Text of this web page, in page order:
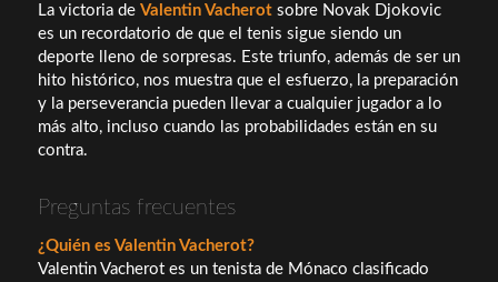
La victoria de Valentin Vacherotsobre Novak Djokovic
es un recordatorio de que el tenis sigue siendo un
deporte lleno de sorpresas. Este triunfo, además de ser un
hito histórico, nos muestra que el esfuerzo, la preparación
y la perseverancia pueden llevar a cualquier jugador a lo
más alto, incluso cuando las probabilidades están en su
contra.
Preguntas frecuentes
¿Quién es Valentin Vacherot?
Valentin Vacherot es un tenista de Mónaco clasificado